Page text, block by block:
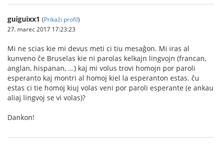
guiguixx1 (Prikaži profil)
27. marec 2017 17:23:23
Mi ne scias kie mi devus meti ci tiu mesaĝon. Mi iras al
kunveno ĉe Bruselas kie ni parolas kelkajn lingvojn (francan,
anglan, hispanan, ...) kaj mi volus trovi homojn por paroli
esperanto kaj montri al homoj kiel la esperanton estas. ĉu
estas ci tie homoj kiuj volas veni por paroli esperante (e ankau
aliaj lingvoj se vi volas)?
Dankon!